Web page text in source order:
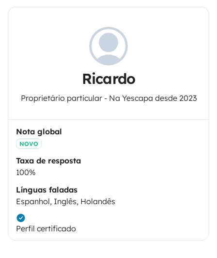
Ricardo
Proprietário particular - Na Yescapa desde 2023
Nota global
NOVO
Taxa de resposta
100%
Línguas faladas
Espanhol, Inglês, Holandês
Perfil certificado